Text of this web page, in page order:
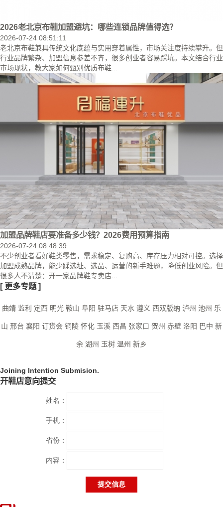
2026老北京布鞋加盟避坑：哪些连锁品牌值得选？
2026-07-24 08:51:11
老北京布鞋兼具传统文化底蕴与实用穿着属性，市场关注度持续攀升。但
行业品牌繁杂、加盟信息参差不齐，很多创业者容易踩坑。本文结合行业
市场现状，教大家如何甄别优质布鞋...
加盟品牌鞋店要准备多少钱？2026费用预算指南
2026-07-24 08:48:39
不少创业者看好鞋类零售，需求稳定、复购高、库存压力相对可控。选择
加盟成熟品牌，能少踩选址、选品、运营的新手难题，降低创业风险。但
很多人不清楚：开一家品牌鞋专卖店...
[ 更多专题 ]
曲靖 监利 定西 明光 鞍山 阜阳 驻马店 天水 遵义 西双版纳 泸州 池州 乐
山 邢台 襄阳 订货会 铜陵 怀化 玉溪 西昌 张家口 贺州 赤壁 洛阳 巴中 新
余 湖州 玉树 温州 新乡
Joining Intention Submision.
开鞋店意向提交